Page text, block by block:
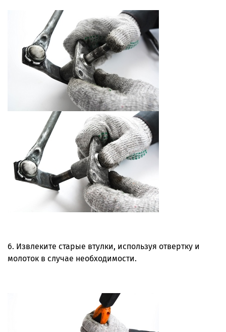
6. Извлеките старые втулки, используя отвертку и
молоток в случае необходимости.